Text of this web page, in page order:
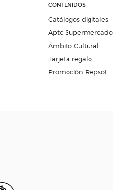
CONTENIDOS
Catálogos digitales
Aptc Supermercado
Ámbito Cultural
Tarjeta regalo
Promoción Repsol